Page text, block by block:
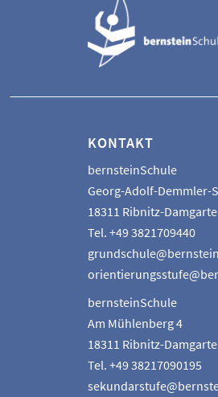
KONTAKT
bernsteinSchule
Georg-Adolf-Demmler-
18311 Ribnitz-
Tel. +49 3821709440
bernsteinSchule
Am Mühlenberg 4
18311 Ribnitz-
Tel. +49 38217090195